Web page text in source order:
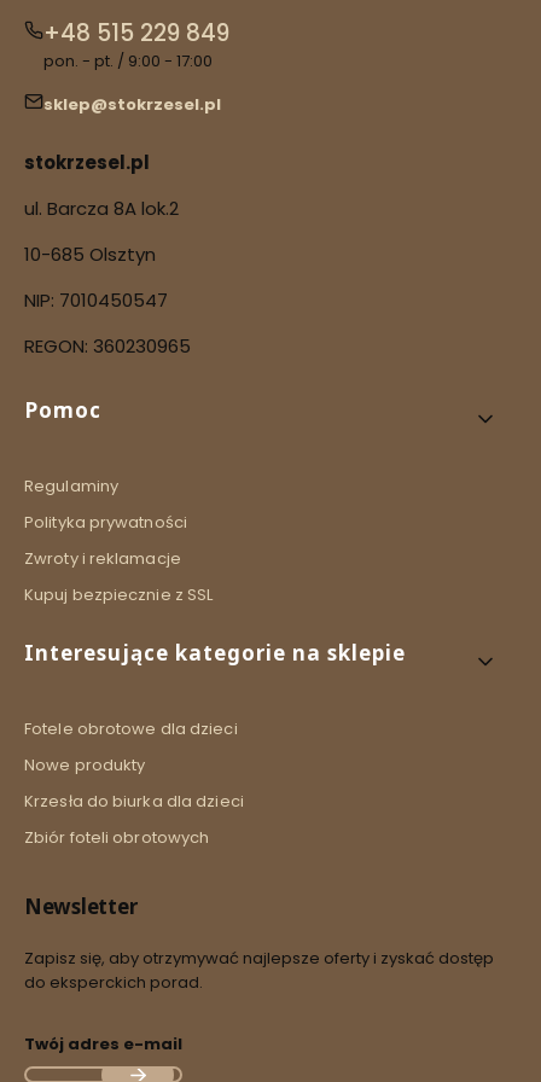
+48 515 229 849
pon. - pt. / 9:00 - 17:00
sklep@stokrzesel.pl
stokrzesel.pl
ul. Barcza 8A lok.2
10-685 Olsztyn
NIP: 7010450547
REGON: 360230965
Linki w stopce
Pomoc
Regulaminy
Polityka prywatności
Zwroty i reklamacje
Kupuj bezpiecznie z SSL
Interesujące kategorie na sklepie
Fotele obrotowe dla dzieci
Nowe produkty
Krzesła do biurka dla dzieci
Zbiór foteli obrotowych
Newsletter
Zapisz się, aby otrzymywać najlepsze oferty i zyskać dostęp
do eksperckich porad.
Twój adres e-mail